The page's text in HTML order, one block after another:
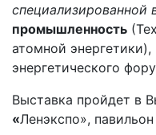
специализированной
промышленность
атомной
энергетического
Выставка пройдет в
«Ленэкспо»,